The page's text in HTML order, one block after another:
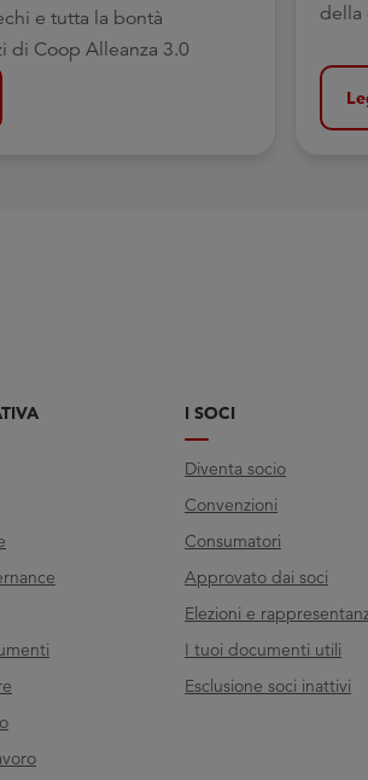
e tutta la bontà
di Coop Alleanza 3.0
della
I SOCI
Diventa socio
Convenzioni
Consumatori
Approvato dai soci
Elezioni e
I tuoi documenti utili
Esclusione soci inattivi